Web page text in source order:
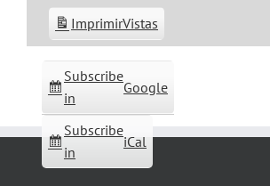
Subscribe
in
Google
Subscribe
in
iCal
ImprimirVistas